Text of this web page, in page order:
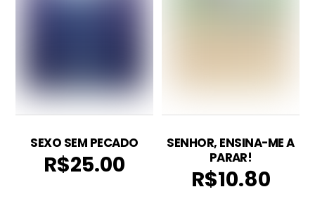
SEXO SEM PECADO
R$25.00
SENHOR, ENSINA-ME A
PARAR!
R$10.80